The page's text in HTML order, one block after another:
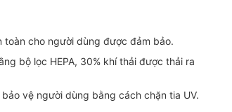
cho người dùng được đảm bảo.
bộ lọc HEPA, 30% khí thải được thải ra
vệ người dùng bằng cách chặn tia UV.